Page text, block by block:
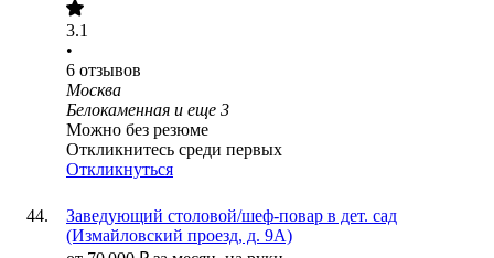
3.1
•
6 отзывов
Москва
Белокаменная и еще 3
Можно без резюме
Откликнитесь среди первых
Откликнуться
Заведующий столовой/шеф-повар в дет. сад
(Измайловский проезд, д. 9А)